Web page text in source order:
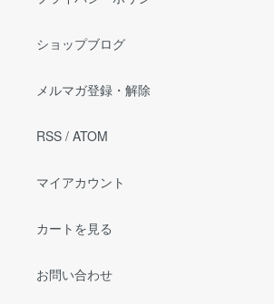
ショップブログ
メルマガ登録・解除
RSS / ATOM
マイアカウント
カートを見る
お問い合わせ